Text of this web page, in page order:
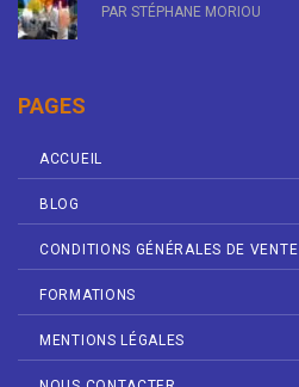
PAR STÉPHANE MORIOU
PAGES
ACCUEIL
BLOG
CONDITIONS GÉNÉRALES DE VENTE
FORMATIONS
MENTIONS LÉGALES